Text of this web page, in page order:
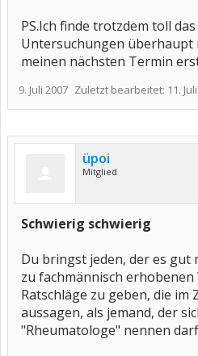
PS.Ich finde trotzdem toll
Untersuchungen überhaupt
meinen nächsten Termin
9. Juli 2007 Zuletzt bearbeitet: 11.
üpoi
Mitglied
Schwierig schwierig
Du bringst jeden, der es gut
zu fachmännisch
Ratschläge zu geben, die im
aussagen, als jemand, der
"Rheumatologe" nennen